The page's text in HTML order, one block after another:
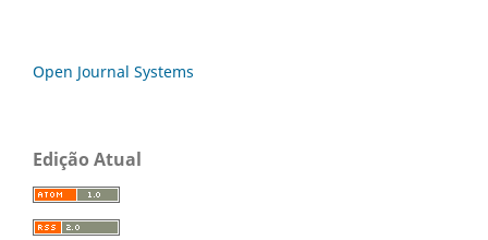
Open Journal Systems
Edição Atual